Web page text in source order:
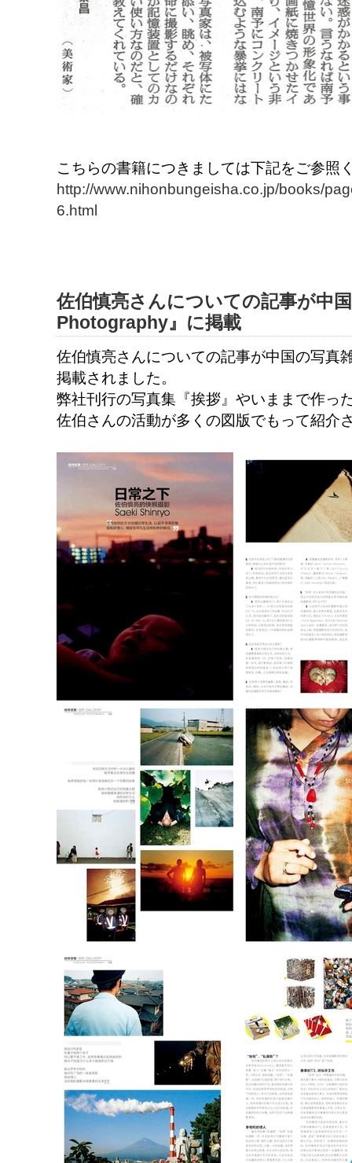
こちらの書籍につきましては下記をご参照
http://www.nihonbungeisha.co.jp/books/
6.html
佐伯慎亮さんについての記事が中
Photography』に掲載
佐伯慎亮さんについての記事が中国の写真
掲載されました。
弊社刊行の写真集『挨拶』やいままで作っ
佐伯さんの活動が多くの図版でもって紹介